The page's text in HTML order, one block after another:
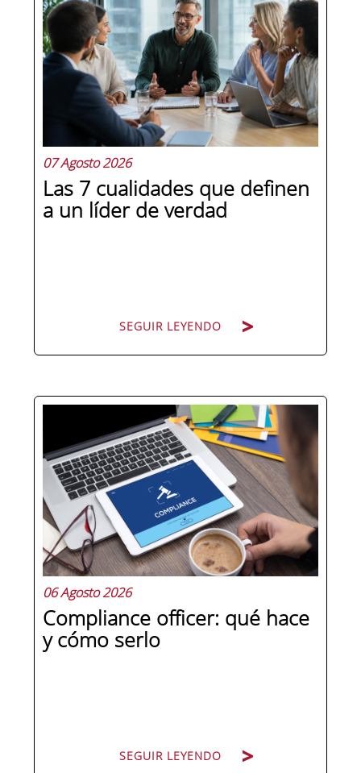
07 Agosto 2026
Las 7 cualidades que definen
a un líder de verdad
SEGUIR LEYENDO
Hay personas que ocupan puestos de
dirección y hay personas que lideran.
La diferencia no está en el cargo ni en
la antigüedad, sino en un conjunto de
competencias que se pueden
aprender, practicar y medir. Si te
preguntas qué separa a un directivo...
06 Agosto 2026
Compliance officer: qué hace
y cómo serlo
SEGUIR LEYENDO